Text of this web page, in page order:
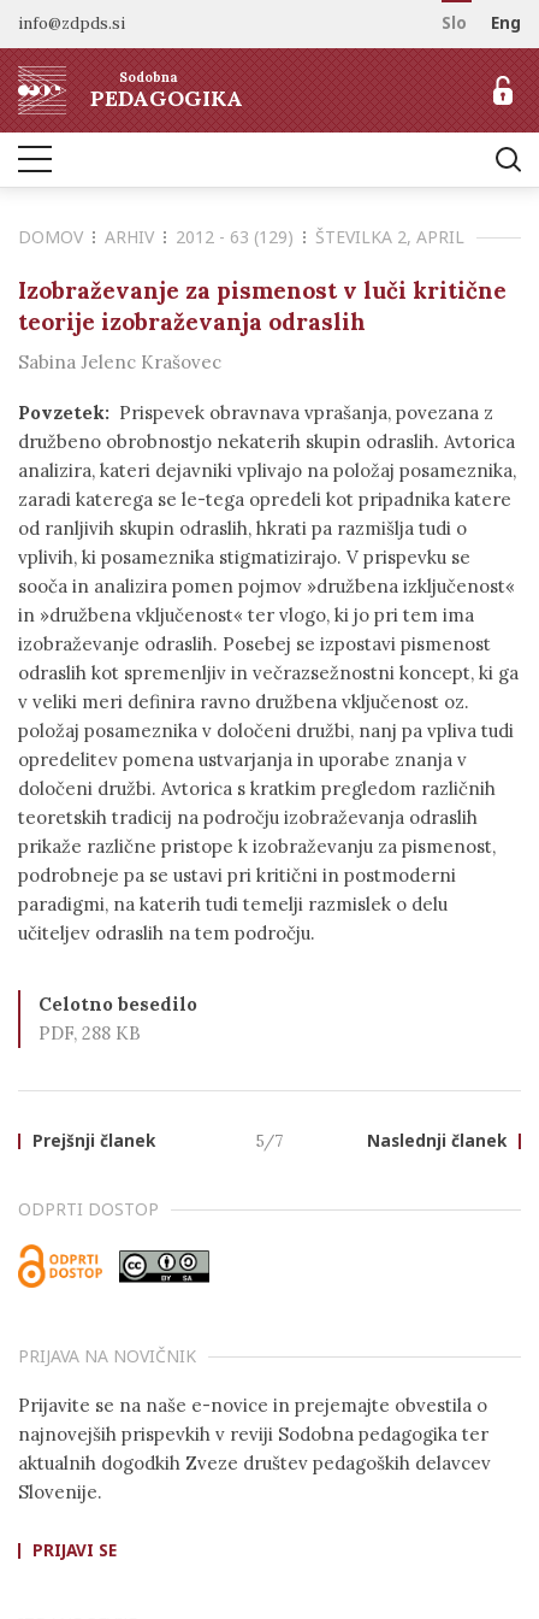
info@zdpds.si Slo Eng
Sodobna
PEDAGOGIKA
DOMOV
O REVIJI
Namen in cilji
Uredništvo
Odprti dostop
ARHIV
NAROČANJE
Naročilo revije
Cenik
ZA AVTORJE
Navodila avtorjem
Recenzentski postopek
Etika objavljanja
Tematska vabila avtorjem
KONTAKT
DOMOV ARHIV 2012 - 63 (129) ŠTEVILKA 2, APRIL
Izobraževanje za pismenost v luči kritične
teorije izobraževanja odraslih
Sabina Jelenc Krašovec
Povzetek: Prispevek obravnava vprašanja, povezana z
družbeno obrobnostjo nekaterih skupin odraslih. Avtorica
analizira, kateri dejavniki vplivajo na položaj posameznika,
zaradi katerega se le-tega opredeli kot pripadnika katere
od ranljivih skupin odraslih, hkrati pa razmišlja tudi o
vplivih, ki posameznika stigmatizirajo. V prispevku se
sooča in analizira pomen pojmov »družbena izključenost«
in »družbena vključenost« ter vlogo, ki jo pri tem ima
izobraževanje odraslih. Posebej se izpostavi pismenost
odraslih kot spremenljiv in večrazsežnostni koncept, ki ga
v veliki meri definira ravno družbena vključenost oz.
položaj posameznika v določeni družbi, nanj pa vpliva tudi
opredelitev pomena ustvarjanja in uporabe znanja v
določeni družbi. Avtorica s kratkim pregledom različnih
teoretskih tradicij na področju izobraževanja odraslih
prikaže različne pristope k izobraževanju za pismenost,
podrobneje pa se ustavi pri kritični in postmoderni
paradigmi, na katerih tudi temelji razmislek o delu
učiteljev odraslih na tem področju.
Celotno besedilo
PDF, 288 KB
Prejšnji članek Naslednji članek
5/7
ODPRTI DOSTOP
PRIJAVA NA NOVIČNIK
Prijavite se na naše e-novice in prejemajte obvestila o
najnovejših prispevkih v reviji Sodobna pedagogika ter
aktualnih dogodkih Zveze društev pedagoških delavcev
Slovenije.
PRIJAVI SE